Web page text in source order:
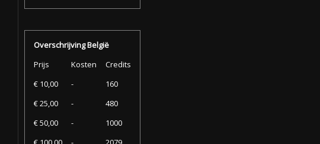
Overschrijving België
Prijs
Kosten
Credits
€ 10,00
-
160
€ 25,00
-
480
€ 50,00
-
1000